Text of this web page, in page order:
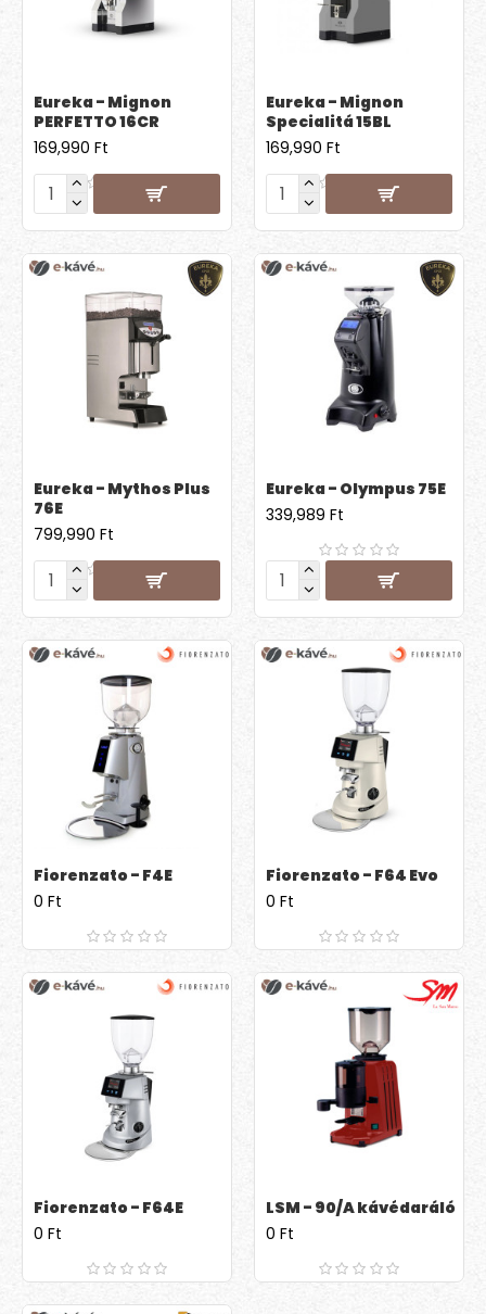
Eureka - Mignon
PERFETTO 16CR
169,990 Ft
Eureka - Mignon
Specialitá 15BL
169,990 Ft
Eureka - Mythos Plus
76E
799,990 Ft
Eureka - Olympus 75E
339,989 Ft
Fiorenzato - F4E
0 Ft
Fiorenzato - F64 Evo
0 Ft
Fiorenzato - F64E
0 Ft
LSM - 90/A kávédaráló
0 Ft